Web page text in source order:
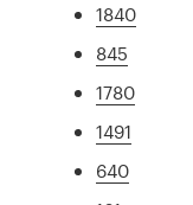
1840
845
1780
1491
640